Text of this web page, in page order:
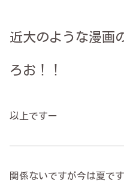
近大のような漫画
ろお！！
以上ですー
関係ないですが今は夏で